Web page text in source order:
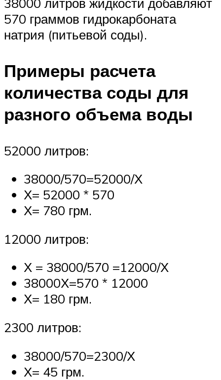
570 граммов гидрокарбоната
натрия (питьевой соды).
Примеры расчета
количества соды для
разного объема воды
52000 литров:
38000/570=52000/Х
Х= 52000 * 570
Х= 780 грм.
12000 литров:
Х = 38000/570 =12000/Х
38000Х=570 * 12000
Х= 180 грм.
2300 литров:
38000/570=2300/Х
Х= 45 грм.